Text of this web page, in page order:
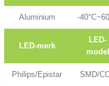
Aluminium -
LED-merk
LED-
model
Philips/Epistar SMD/